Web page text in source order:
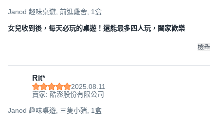
Janod 趣味桌遊, 前進雞舍, 1盒
女兒收到後，每天必玩的桌遊！還能最多四人玩，闔家歡樂
檢舉
Rit*
2025.08.11
賣家: 酷澎股份有限公司
Janod 趣味桌遊, 三隻小豬, 1盒